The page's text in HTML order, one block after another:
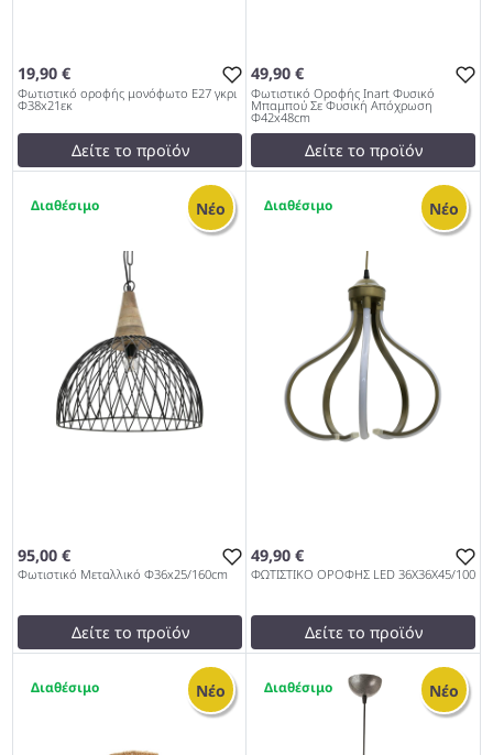
19,90 €
Φωτιστικό οροφής μονόφωτο Ε27 γκρι
Φ38x21εκ
Δείτε το προϊόν
testFalse
μονόφωτο Ε27 γκρι
Φ38x21εκ 979
49,90 €
Φωτιστικό Οροφής Inart Φυσικό
Μπαμπού Σε Φυσική Απόχρωση
Φ42x48cm
Δείτε το προϊόν
Φωτιστικό Οροφής Inart
Φυσική Απόχρωση
Φ42x48cm 979
Νέο
95,00 €
Φωτιστικό Μεταλλικό Φ36x25/160cm
Δείτε το προϊόν
testFalse
Νέο
49,90 €
ΦΩΤΙΣΤΙΚΟ ΟΡΟΦΗΣ LED 36Χ36Χ45/100
Δείτε το προϊόν
testFalse
ΦΩΤΙΣΤΙΚΟ ΟΡΟΦΗΣ LED
36Χ36Χ45/100 979
Νέο Νέο